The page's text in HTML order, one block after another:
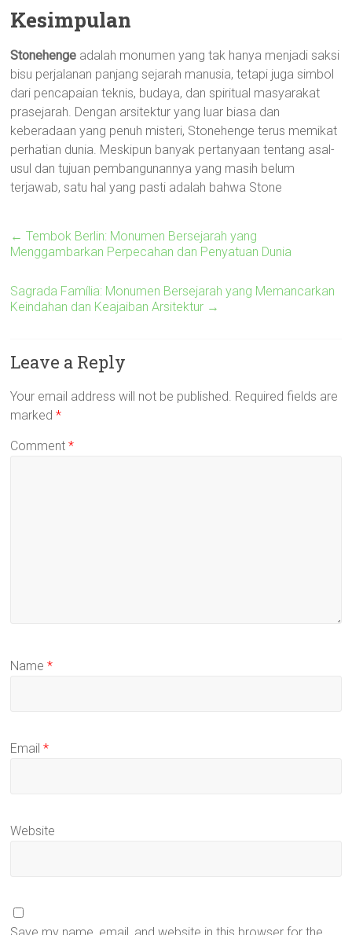
Kesimpulan
Stonehenge adalah monumen yang tak hanya menjadi saksi
bisu perjalanan panjang sejarah manusia, tetapi juga simbol
dari pencapaian teknis, budaya, dan spiritual masyarakat
prasejarah. Dengan arsitektur yang luar biasa dan
keberadaan yang penuh misteri, Stonehenge terus memikat
perhatian dunia. Meskipun banyak pertanyaan tentang asal-
usul dan tujuan pembangunannya yang masih belum
terjawab, satu hal yang pasti adalah bahwa Stone
← Tembok Berlin: Monumen Bersejarah yang
Menggambarkan Perpecahan dan Penyatuan Dunia
Sagrada Família: Monumen Bersejarah yang Memancarkan
Keindahan dan Keajaiban Arsitektur →
Leave a Reply
Your email address will not be published. Required fields are
marked*
Comment*
Name*
Email*
Website